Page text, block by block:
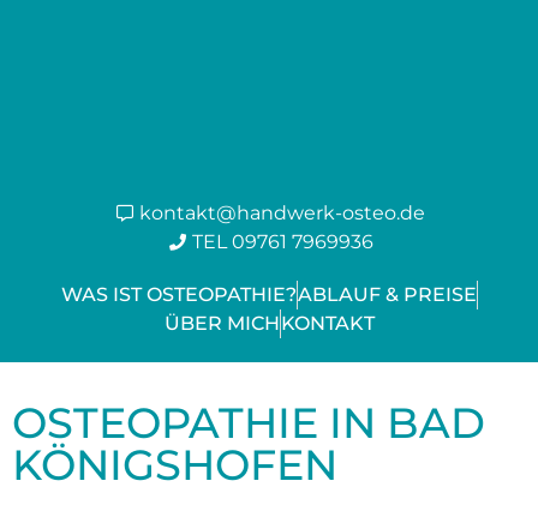
kontakt@handwerk-osteo.de
TEL 09761 7969936
WAS IST OSTEOPATHIE?ABLAUF & PREISE
ÜBER MICHKONTAKT
OSTEOPATHIE IN BAD
KÖNIGSHOFEN